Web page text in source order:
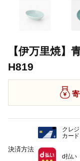
【伊万里焼】
H819
決済方法
クレ
カード
d払い